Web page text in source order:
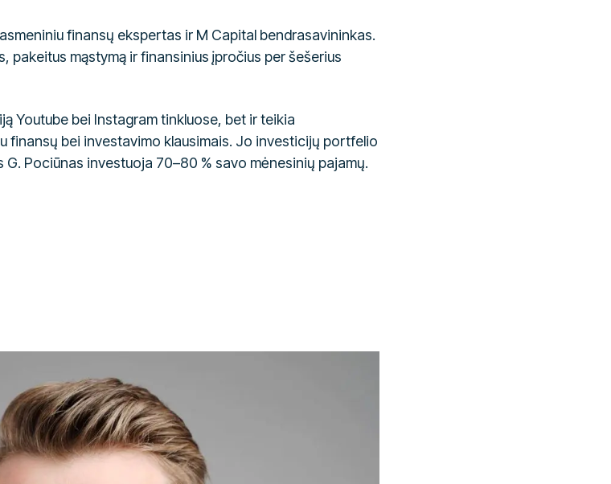
finansų ekspertas ir M Capital bendrasavininkas.
pakeitus mąstymą ir finansinius įpročius per šešerius
Youtube bei Instagram tinkluose, bet ir teikia
finansų bei investavimo klausimais. Jo investicijų portfelio
Pociūnas investuoja 70–80 % savo mėnesinių pajamų.